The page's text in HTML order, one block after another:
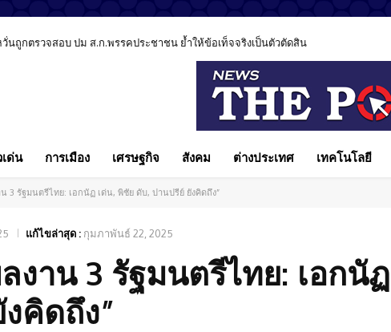
วั่นถูกตรวจสอบ ปม ส.ก.พรรคประชาชน ย้ำให้ข้อเท็จจริงเป็นตัวตัดสิน
ด่น การเมือง เศรษฐกิจ สังคม ต่างประเทศ เทคโนโลยี
น 3 รัฐมนตรีไทย: เอกนัฏ เด่น, พิชัย ดับ, ปานปรีย์ ยังคิดถึง”
แก้ไขล่าสุด : กุมภาพันธ์ 22, 2025
ลงาน 3 รัฐมนตรีไทย: เอกนั
คิดถึง”